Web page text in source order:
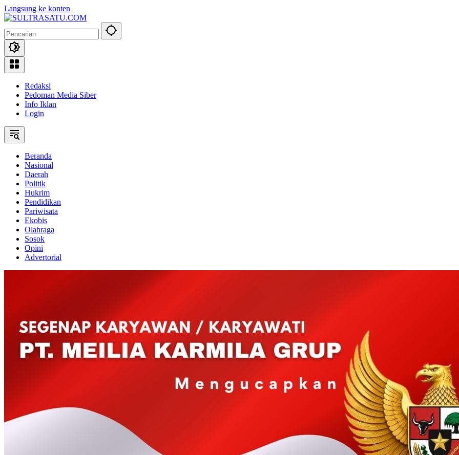
Langsung ke konten
Redaksi
Pedoman Media Siber
Info Iklan
Login
Beranda
Nasional
Daerah
Politik
Hukrim
Pendidikan
Pariwisata
Ekobis
Olahraga
Sosok
Opini
Advertorial